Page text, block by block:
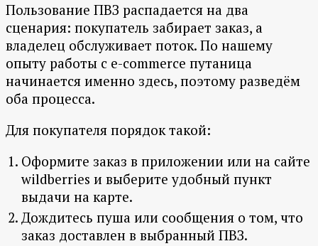
Пользование ПВЗ распадается на два
сценария: покупатель забирает заказ, а
владелец обслуживает поток. По нашему
опыту работы с e-commerce путаница
начинается именно здесь, поэтому разведём
оба процесса.
Для покупателя порядок такой:
Оформите заказ в приложении или на сайте
wildberries и выберите удобный пункт
выдачи на карте.
Дождитесь пуша или сообщения о том, что
заказ доставлен в выбранный ПВЗ.